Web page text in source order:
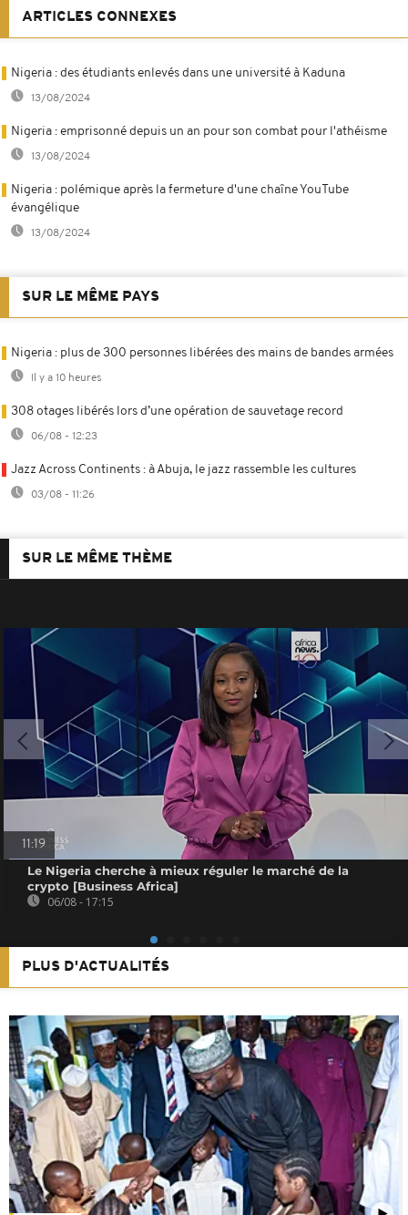
ARTICLES CONNEXES
Nigeria : des étudiants enlevés dans une université à Kaduna
13/08/2024
Nigeria : emprisonné depuis un an pour son combat pour l'athéisme
13/08/2024
Nigeria : polémique après la fermeture d'une chaîne YouTube
évangélique
13/08/2024
SUR LE MÊME PAYS
Nigeria : plus de 300 personnes libérées des mains de bandes armées
Il y a 10 heures
308 otages libérés lors d’une opération de sauvetage record
06/08 - 12:23
Jazz Across Continents : à Abuja, le jazz rassemble les cultures
03/08 - 11:26
SUR LE MÊME THÈME
11:19
Le Nigeria cherche à mieux réguler le marché de la
crypto [Business Africa]
06/08 - 17:15
PLUS D'ACTUALITÉS